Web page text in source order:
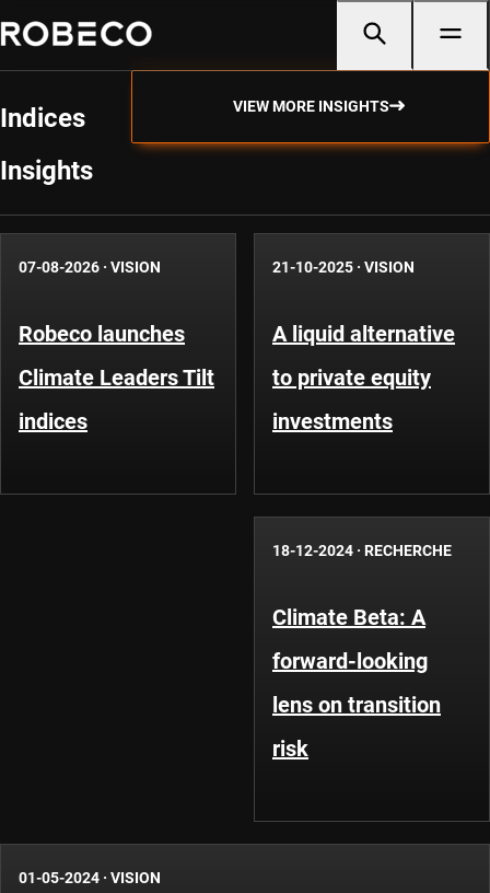
Indices
Insights
VIEW MORE INSIGHTS
07-08-2026 · VISION
Robeco launches
Climate Leaders Tilt
indices
21-10-2025 · VISION
A liquid alternative
to private equity
investments
18-12-2024 · RECHERCHE
Climate Beta: A
forward-looking
lens on transition
risk
01-05-2024 · VISION